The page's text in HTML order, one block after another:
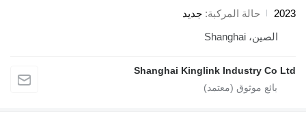
2023
حالة المركبة جديد
الصين، Shanghai
Shanghai Kinglink Industry Co Ltd